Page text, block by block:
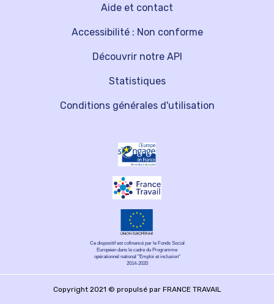
Découvrir notre API
Aide et contact
Statistiques
Accessibilité : Non conforme
Conditions générales d'utilisation
Ce dispositif est cofinancé par le Fonds Social
Européen dans le cadre du Programme
opérationnel national "Emploi et inclusion"
2014-2020
Copyright 2021 © propulsé par FRANCE TRAVAIL